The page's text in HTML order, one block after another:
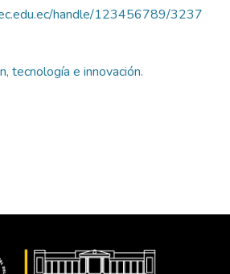
handle/123456789/3237
tecnología e innovación.